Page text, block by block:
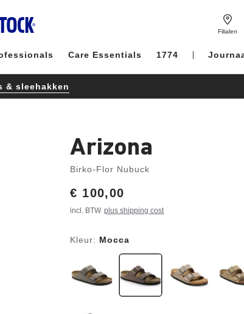
Filialen
Care Essentials 1774
& sleehakken
Arizona
Birko-Flor Nubuck
Price:
€ 100,00
incl. BTW plus shipping cost
Kleur: Mocca